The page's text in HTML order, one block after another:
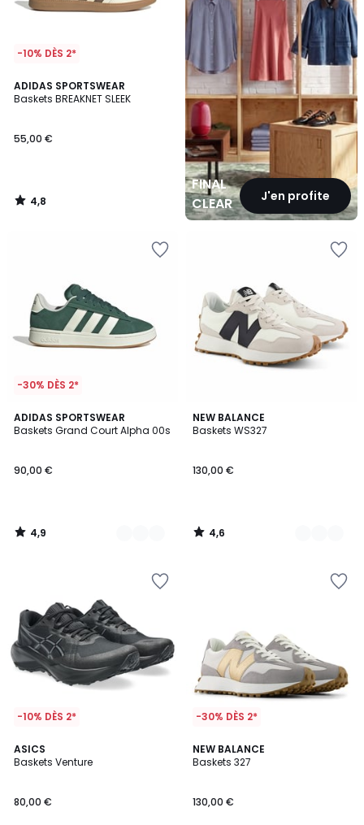
-10% DÈS 2*
ADIDAS SPORTSWEAR
Baskets BREAKNET SLEEK
55,00 €
4,8
/ 5
4,8
/
FINAL
CLEARANCEJ'en profite
-30% DÈS 2*
ADIDAS SPORTSWEAR
Baskets Grand Court Alpha 00s
90,00 €
4,9
/ 5
2
Couleurs
4,9
/
NEW BALANCE
Baskets WS327
130,00 €
4,6
/ 5
3
Couleurs
4,6
/
-10% DÈS 2*
ASICS
Baskets Venture
80,00 €
4,9
/ 5
2
Couleurs
-30% DÈS 2*
NEW BALANCE
Baskets 327
130,00 €
4,6
/ 5
2
Couleurs